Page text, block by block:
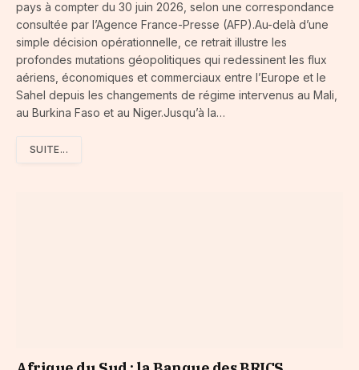
pays à compter du 30 juin 2026, selon une correspondance
consultée par l’Agence France-Presse (AFP).Au-delà d’une
simple décision opérationnelle, ce retrait illustre les
profondes mutations géopolitiques qui redessinent les flux
aériens, économiques et commerciaux entre l’Europe et le
Sahel depuis les changements de régime intervenus au Mali,
au Burkina Faso et au Niger.Jusqu’à la…
SUITE...